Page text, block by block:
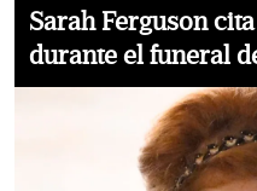
Sarah Ferguson
durante el funeral